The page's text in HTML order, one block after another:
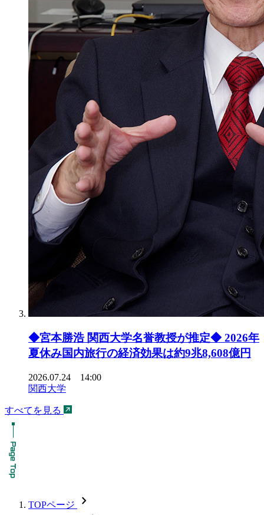
◆宮本勝浩 関西大学名誉教授が推定◆ 2026年
夏休み国内旅行の経済効果は約9兆8,608億円
2026.07.24 14:00
関西大学
すべてを見る
TOPページ chevron_forward